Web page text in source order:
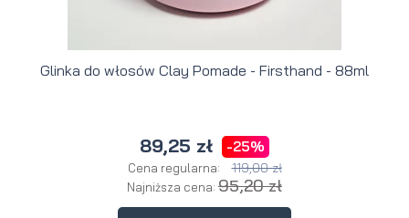
Glinka do włosów Clay Pomade - Firsthand - 88ml
89,25 zł -25%
Cena regularna: 119,00 zł
Najniższa cena: 95,20 zł